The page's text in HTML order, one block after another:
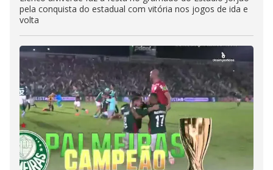
pela conquista do estadual com vitória nos jogos de ida e
volta